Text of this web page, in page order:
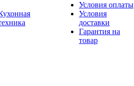
Условия оплаты
Условия
доставки
Гарантия на
товар